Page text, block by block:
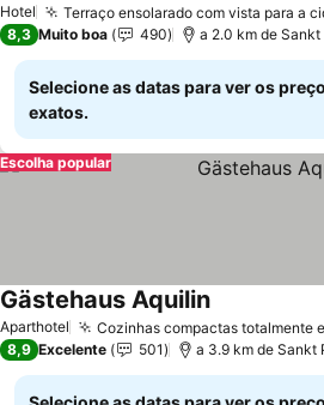
Hotel Terraço ensolarado com vista para a
8,3 Muito boa 490 a 2.0 km de
Selecione as datas para ver os
exatos.
Escolha popular
Aparthotel Cozinhas compactas totalmente
Gästehaus AquilinVer preços
8,9 Excelente 501 a 3.9 km de Sankt